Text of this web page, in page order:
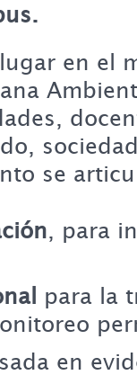
en el
se
, para
para la
en